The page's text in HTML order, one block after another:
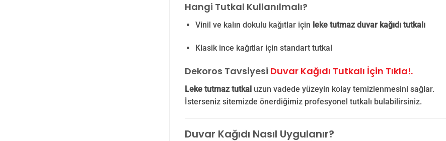
Hangi Tutkal Kullanılmalı?
Vinil ve kalın dokulu kağıtlar için leke tutmaz duvar kağıdı tutkalı
Klasik ince kağıtlar için standart tutkal
Dekoros Tavsiyesi Duvar Kağıdı Tutkalı İçin Tıkla!.
Leke tutmaz tutkal uzun vadede yüzeyin kolay temizlenmesini sağlar.
İsterseniz sitemizde önerdiğimiz profesyonel tutkalı bulabilirsiniz.
Duvar Kağıdı Nasıl Uygulanır?